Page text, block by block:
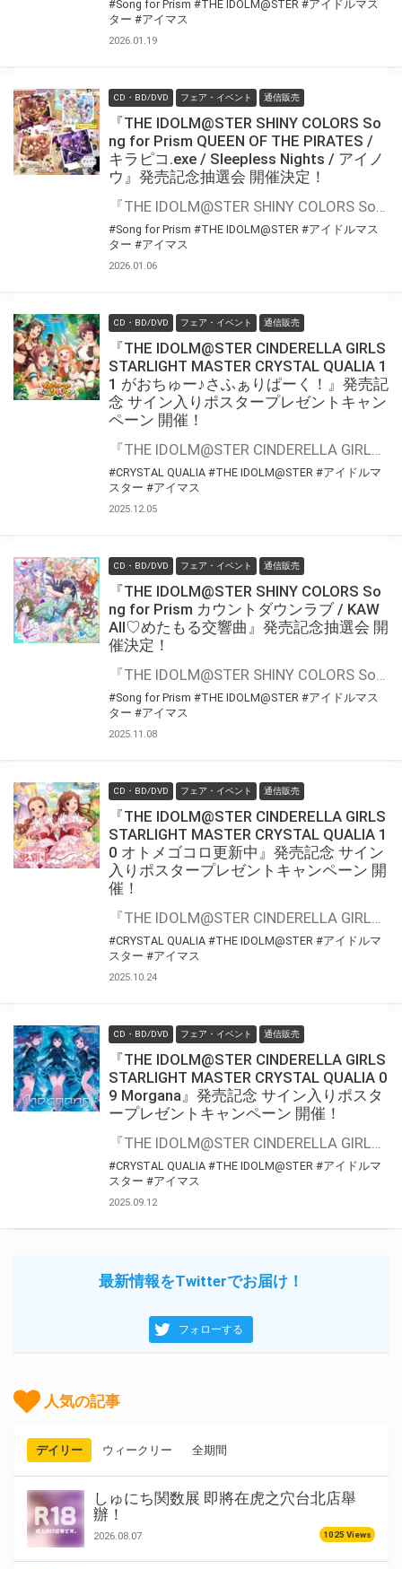
#Song for Prism #THE IDOLM@STER #アイドルマス
ター #アイマス
2026.01.19
CD・BD/DVD フェア・イベント 通信販売
『THE IDOLM@STER SHINY COLORS So
ng for Prism QUEEN OF THE PIRATES /
キラピコ.exe / Sleepless Nights / アイノ
ウ』発売記念抽選会 開催決定！
#Song for Prism #THE IDOLM@STER #アイドルマス
ター #アイマス
2026.01.06
CD・BD/DVD フェア・イベント 通信販売
『THE IDOLM@STER CINDERELLA GIRLS
STARLIGHT MASTER CRYSTAL QUALIA 1
1 がおちゅー♪さふぁりぱーく！』発売記
念 サイン入りポスタープレゼントキャン
ペーン 開催！
#CRYSTAL QUALIA #THE IDOLM@STER #アイドルマ
スター #アイマス
2025.12.05
CD・BD/DVD フェア・イベント 通信販売
『THE IDOLM@STER SHINY COLORS So
ng for Prism カウントダウンラブ / KAW
AII♡めたもる交響曲』発売記念抽選会 開
催決定！
#Song for Prism #THE IDOLM@STER #アイドルマス
ター #アイマス
2025.11.08
CD・BD/DVD フェア・イベント 通信販売
『THE IDOLM@STER CINDERELLA GIRLS
STARLIGHT MASTER CRYSTAL QUALIA 1
0 オトメゴコロ更新中』発売記念 サイン
入りポスタープレゼントキャンペーン 開
催！
#CRYSTAL QUALIA #THE IDOLM@STER #アイドルマ
スター #アイマス
2025.10.24
CD・BD/DVD フェア・イベント 通信販売
『THE IDOLM@STER CINDERELLA GIRLS
STARLIGHT MASTER CRYSTAL QUALIA 0
9 Morgana』発売記念 サイン入りポスタ
ープレゼントキャンペーン 開催！
#CRYSTAL QUALIA #THE IDOLM@STER #アイドルマ
スター #アイマス
2025.09.12
最新情報をTwitterでお届け！
フォローする
人気の記事
デイリー ウィークリー 全期間
しゅにち関数展 即將在虎之穴台北店舉
辦！
2026.08.07 1025 Views